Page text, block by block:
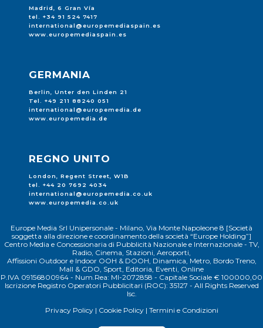
Madrid, 6 Gran Vía
tel. +34 91 524 7417
international@europemediaspain.es
www.europemediaspain.es
GERMANIA
Berlin, Unter den Linden 21
Tel. +49 211 88240 051
international@europemedia.de
www.europemedia.de
REGNO UNITO
London, Regent Street, W1B
tel. +44 20 7692 4034
international@europemedia.co.uk
www.europemedia.co.uk
Europe Media Srl Unipersonale - Milano, Via Monte Napoleone 8 [Società
soggetta alla direzione e coordinamento della società “Europe Holding”]
Centro Media e Concessionaria di Pubblicità Nazionale e Internazionale - TV,
Radio, Cinema, Stazioni, Aeroporti,
Affissioni Outdoor e Indoor OOH & DOOH, Dinamica, Metro, Bordo Treno,
Mall & GDO, Sport, Editoria, Eventi, Online
P.IVA 09156800964 - Num.Rea: MI-2072858 - Capitale Sociale € 100000,00
Iscrizione Registro Operatori Pubblicitari (ROC): 35127 - All Rights Reserved
Isc.
Privacy Policy| Cookie Policy| Termini e Condizioni